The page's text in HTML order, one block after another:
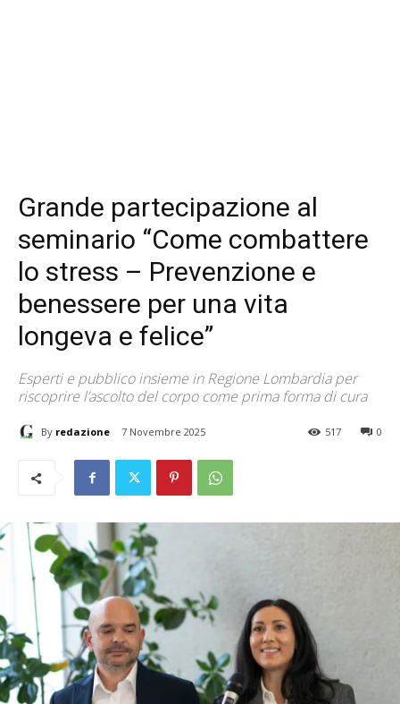
Grande partecipazione al
seminario “Come combattere
lo stress – Prevenzione e
benessere per una vita
longeva e felice”
Esperti e pubblico insieme in Regione Lombardia per
riscoprire l’ascolto del corpo come prima forma di cura
By redazione 7 Novembre 2025 0
517